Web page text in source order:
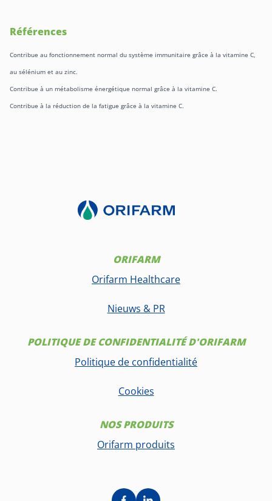
Références
Contribue au fonctionnement normal du système immunitaire grâce à la vitamine C,
au sélénium et au zinc.
Contribue à un métabolisme énergétique normal grâce à la vitamine C.
Contribue à la réduction de la fatigue grâce à la vitamine C.
ORIFARM
Orifarm Healthcare
Nieuws & PR
POLITIQUE DE CONFIDENTIALITÉ D'ORIFARM
Politique de confidentialité
Cookies
NOS PRODUITS
Orifarm produits